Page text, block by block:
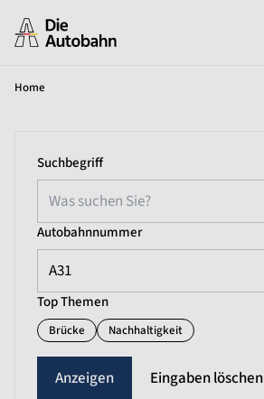
Home
Suchbegriff
Autobahnnummer
A31
Top Themen
Brücke Nachhaltigkeit
Eingaben löschen